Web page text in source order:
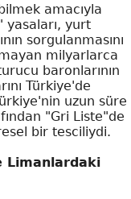
amacıyla
yasaları, yurt
sorgulanmasını
milyarlarca
baronlarının
Türkiye'de
uzun süre
"Gri Liste"de
bir tesciliydi.
Limanlardaki